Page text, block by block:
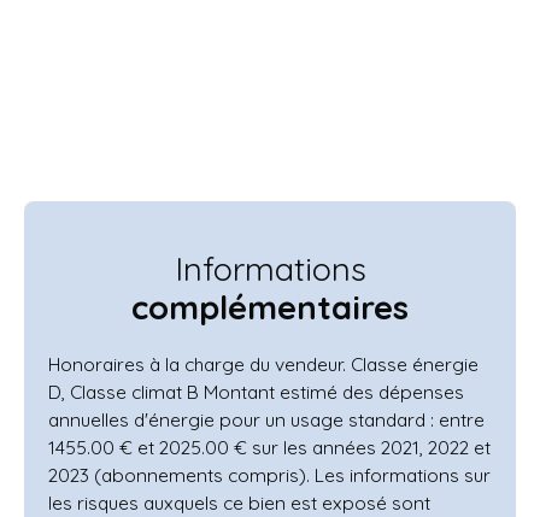
Informations
complémentaires
Honoraires à la charge du vendeur. Classe énergie
D, Classe climat B Montant estimé des dépenses
annuelles d'énergie pour un usage standard : entre
1455.00 € et 2025.00 € sur les années 2021, 2022 et
2023 (abonnements compris). Les informations sur
les risques auxquels ce bien est exposé sont